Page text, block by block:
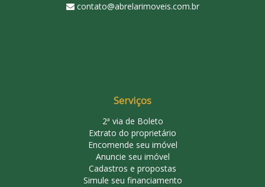
contato@abrelarimoveis.com.br
Serviços
2ª via de Boleto
Extrato do proprietário
Encomende seu imóvel
Anuncie seu imóvel
Cadastros e propostas
Simule seu financiamento